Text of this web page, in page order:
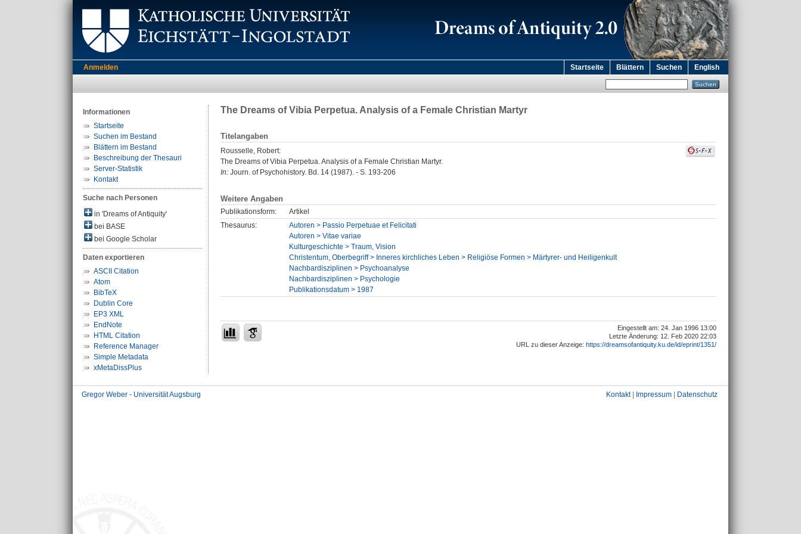
Anmelden Startseite Blättern Suchen English
Informationen
Startseite
Suchen im Bestand
Blättern im Bestand
Beschreibung der Thesauri
Server-Statistik
Kontakt
Suche nach Personen
in 'Dreams of Antiquity'
bei BASE
bei Google Scholar
Daten exportieren
ASCII Citation
Atom
BibTeX
Dublin Core
EP3 XML
EndNote
HTML Citation
Reference Manager
Simple Metadata
xMetaDissPlus
The Dreams of Vibia Perpetua. Analysis of a Female Christian Martyr
Titelangaben
Rousselle, Robert:
The Dreams of Vibia Perpetua. Analysis of a Female Christian Martyr.
In: Journ. of Psychohistory. Bd. 14 (1987). - S. 193-206
Weitere Angaben
Publikationsform:
Artikel
Thesaurus:
Autoren > Passio Perpetuae et Felicitati
Autoren > Vitae variae
Kulturgeschichte > Traum, Vision
Christentum, Oberbegriff > Inneres kirchliches Leben > Religiöse Formen > Märtyrer- und Heiligenkult
Nachbardisziplinen > Psychoanalyse
Nachbardisziplinen > Psychologie
Publikationsdatum > 1987
Eingestellt am: 24. Jan 1996 13:00
Letzte Änderung: 12. Feb 2020 22:03
URL zu dieser Anzeige: https://dreamsofantiquity.ku.de/id/eprint/1351/
Gregor Weber - Universität Augsburg Kontakt| Impressum Datenschutz